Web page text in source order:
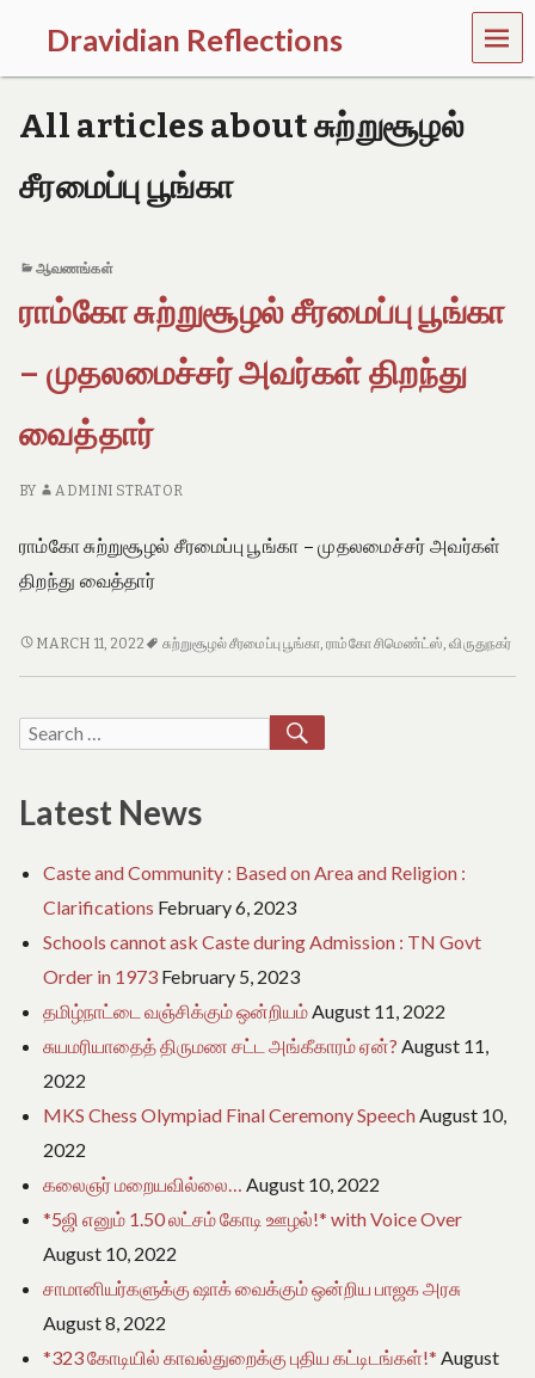
Dravidian Reflections
P
a
s
,
P
s
n
n
F
u
u
e
f
a
m
i
N
a
MEN
U
All articles about சுற்றுசூழல்
சீரமைப்பு பூங்கா
ஆவணங்கள்
ராம்கோ சுற்றுசூழல் சீரமைப்பு பூங்கா
– முதலமைச்சர் அவர்கள் திறந்து
வைத்தார்
BY ADMINI STRATOR
ராம்கோ சுற்றுசூழல் சீரமைப்பு பூங்கா – முதலமைச்சர் அவர்கள்
திறந்து வைத்தார்
ராம்கோ
பூங்கா
–
அவர்கள்
திறந்து
MARCH 11, 2022 சுற்றுசூழல் சீரமைப்பு பூங்கா,ராம்கோ சிமெண்ட்ஸ்,விருதுநகர்
Search
Latest News
Caste and Community : Based on Area and Religion :
Clarifications February 6, 2023
Schools cannot ask Caste during Admission : TN Govt
Order in 1973 February 5, 2023
தமிழ்நாட்டை வஞ்சிக்கும் ஒன்றியம்August 11, 2022
சுயமரியாதைத் திருமண சட்ட அங்கீகாரம் ஏன்? August 11,
2022
MKS Chess Olympiad Final Ceremony SpeechAugust 10,
2022
கலைஞர் மறையவில்லை… August 10, 2022
*5ஜி எனும் 1.50 லட்சம் கோடி ஊழல்!* with Voice Over
August 10, 2022
சாமானியர்களுக்கு ஷாக் வைக்கும் ஒன்றிய பாஜக அரசு
August 8, 2022
*323 கோடியில் காவல்துறைக்கு புதிய கட்டிடங்கள்!* August